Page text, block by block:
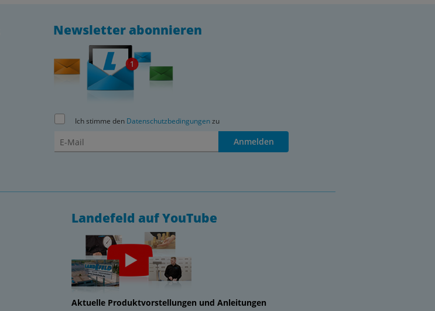
Newsletter abonnieren
Ich stimme den Datenschutzbedingungenzu
Anmelden
Landefeld auf YouTube
Aktuelle Produktvorstellungen und Anleitungen